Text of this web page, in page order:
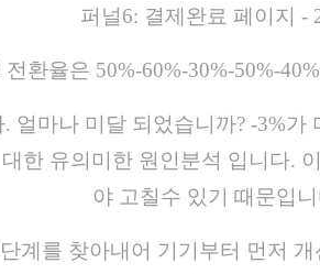
퍼널6: 결제완료 페이지 -
전환율은 50%-60%-30%-50%-
마나 미달 되었습니까? -3%
한 유의미한 원인분석 입니다.
야 고칠수 있기 때문입
계를 찾아내어 기기부터 먼저